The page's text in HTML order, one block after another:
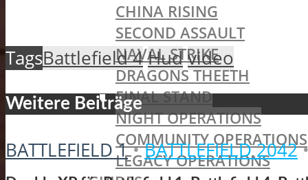
CHINA RISING
SECOND ASSAULT
NAVAL STRIKE
DRAGONS THEETH
FINAL STAND
NIGHT OPERATIONS
COMMUNITY OPERATIONS
LEGACY OPERATIONS
TagsBattlefield 4 Hud video
Weitere Beiträge
BATTLEFIELD 1 • BATTLEFIELD 2042 •